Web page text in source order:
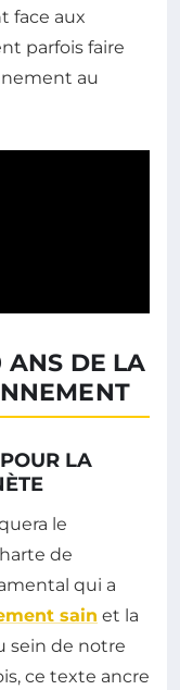
face aux
parfois faire
au
ANS DE LA
LA
le
de
qui a
sain et la
sein de notre
ce texte ancre